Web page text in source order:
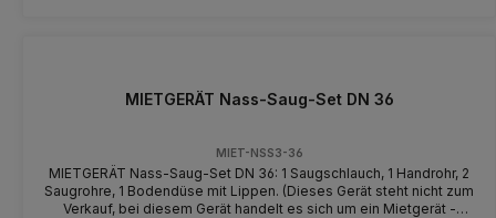
MIETGERÄT Nass-Saug-Set DN 36
MIET-NSS3-36
MIETGERÄT Nass-Saug-Set DN 36: 1 Saugschlauch, 1 Handrohr, 2
Saugrohre, 1 Bodendüse mit Lippen. (Dieses Gerät steht nicht zum
Verkauf, bei diesem Gerät handelt es sich um ein Mietgerät -